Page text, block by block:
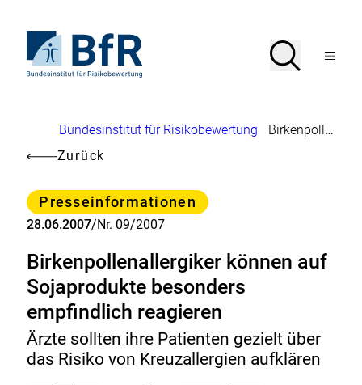
Seiteninhalt
springenStartseite
von
Suche
SucheMenü
Brotkrumennavigation
Bundesinstitut für Risikobewertung
Birkenpollenallergiker können auf Sojaprodukte besonders empfindlich reagieren
Zurück
Kategorie
Presseinformationen
28.06.2007/Nr. 09/2007
Birkenpollenallergiker können auf
Sojaprodukte besonders
empfindlich reagieren
Ärzte sollten ihre Patienten gezielt über
das Risiko von Kreuzallergien aufklären